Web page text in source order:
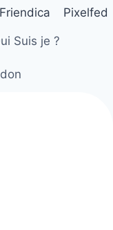
Friendica Pixelfed
Suis je ?